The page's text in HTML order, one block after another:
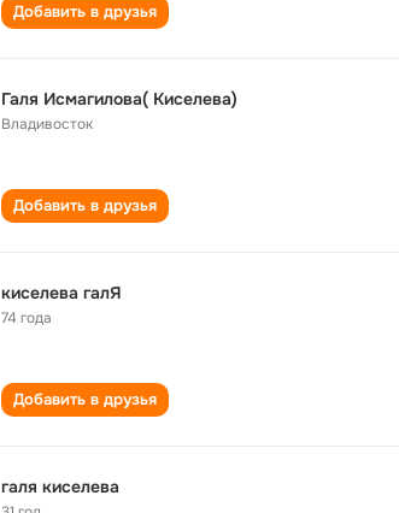
Добавить в друзья
Галя Исмагилова( Киселева)
Владивосток
Добавить в друзья
киселева галЯ
74 года
Добавить в друзья
галя киселева